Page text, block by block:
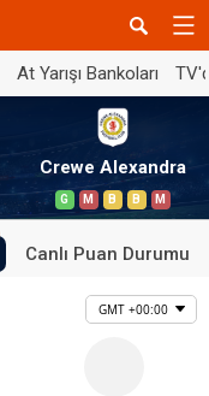
At Yarışı Bankoları
Crewe Alexandra
G M B B M
Canlı Puan Durumu
GMT +00:00